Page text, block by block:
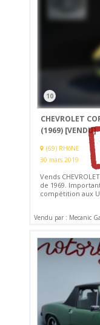
10
CHEVROLET
(1969) [VENDU]
(69) RHôNE
30 mars 2019
Vends
de 1969.
compétition aux
Vendu par : Mecanic